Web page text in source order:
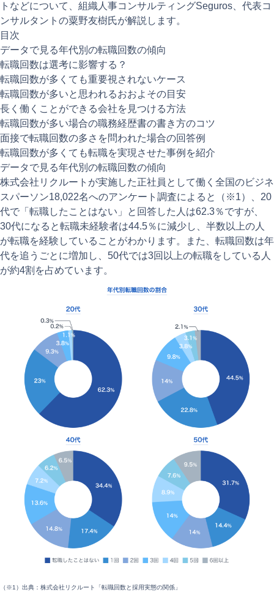
トなどについて、組織人事コンサルティングSeguros、代表コ
ンサルタントの粟野友樹氏が解説します。
目次
データで見る年代別の転職回数の傾向
転職回数は選考に影響する？
転職回数が多くても重要視されないケース
転職回数が多いと思われるおおよその目安
長く働くことができる会社を見つける方法
転職回数が多い場合の職務経歴書の書き方のコツ
面接で転職回数の多さを問われた場合の回答例
転職回数が多くても転職を実現させた事例を紹介
データで見る年代別の転職回数の傾向
株式会社リクルートが実施した正社員として働く全国のビジネ
スパーソン18,022名へのアンケート調査によると（※1）、20
代で「転職したことはない」と回答した人は62.3％ですが、
30代になると転職未経験者は44.5％に減少し、半数以上の人
が転職を経験していることがわかります。また、転職回数は年
代を追うごとに増加し、50代では3回以上の転職をしている人
が約4割を占めています。
（※1）出典：株式会社リクルート「転職回数と採用実態の関係」